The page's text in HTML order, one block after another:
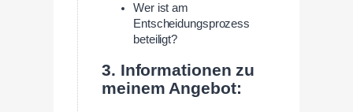
Wer ist am
Entscheidungsprozess
beteiligt?
3. Informationen zu
meinem Angebot: